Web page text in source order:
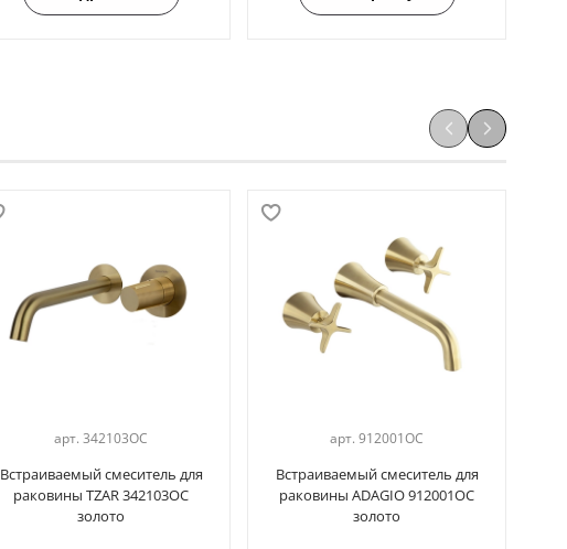
арт.342103OC
Встраиваемый смеситель для
раковины TZAR 342103OC
золото
арт.912001OC
Встраиваемый смеситель для
раковины ADAGIO 912001OC
золото